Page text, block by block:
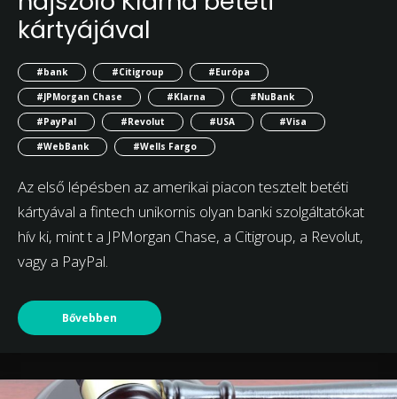
kártyájával
#bank #Citigroup
#Európa
#JPMorgan Chase
#Klarna
#NuBank
#PayPal
#Revolut #USA
#Visa
#WebBank
#Wells Fargo
Az első lépésben az amerikai piacon tesztelt betéti
kártyával a fintech unikornis olyan banki szolgáltatókat
hív ki, mint t a JPMorgan Chase, a Citigroup, a Revolut,
vagy a PayPal.
Bővebben